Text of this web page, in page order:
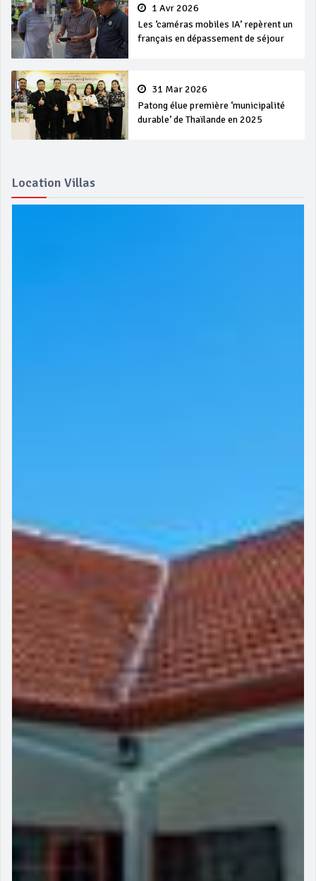
1 Avr 2026
Les ‘caméras mobiles IA’ repèrent un
français en dépassement de séjour
31 Mar 2026
Patong élue première ‘municipalité
durable’ de Thaïlande en 2025
Location Villas